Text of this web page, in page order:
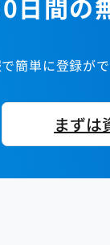
間の
簡単に登録が
まずは